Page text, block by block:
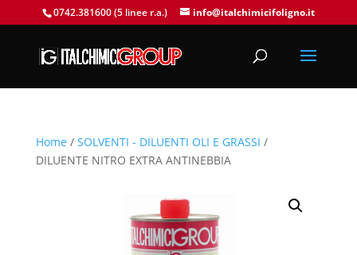
0742.381600 (5 linee r.a.) info@italchimicifoligno.it
Home/ SOLVENTI - DILUENTI OLI E GRASSI /
DILUENTE NITRO EXTRA ANTINEBBIA